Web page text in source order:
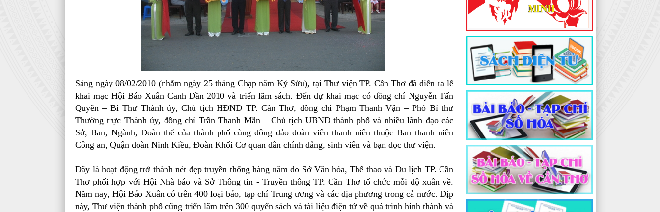
Sáng ngày 08/02/2010 (nhằm ngày 25 tháng Chạp năm Kỷ Sửu), tại Thư viện TP. Cần Thơ đã diễn ra lễ
khai mạc Hội Báo Xuân Canh Dần 2010 và triển lãm sách. Đến dự khai mạc có đồng chí Nguyễn Tấn
Quyên – Bí Thư Thành ủy, Chủ tịch HĐND TP. Cần Thơ, đồng chí Phạm Thanh Vận – Phó Bí thư
Thường trực Thành ủy, đồng chí Trần Thanh Mẫn – Chủ tịch UBND thành phố và nhiều lãnh đạo các
Sở, Ban, Ngành, Đoàn thể của thành phố cùng đông đảo đoàn viên thanh niên thuộc Ban thanh niên
Công an, Quận đoàn Ninh Kiều, Đoàn Khối Cơ quan dân chính đảng, sinh viên và bạn đọc thư viện.
Đây là hoạt động trở thành nét đẹp truyền thống hàng năm do Sở Văn hóa, Thể thao và Du lịch TP. Cần
Thơ phối hợp với Hội Nhà báo và Sở Thông tin - Truyền thông TP. Cần Thơ tổ chức mỗi độ xuân về.
Năm nay, Hội Báo Xuân có trên 400 loại báo, tạp chí Trung ương và các địa phương trong cả nước. Dịp
này, Thư viện thành phố cũng triển lãm trên 300 quyển sách và tài liệu điện tử về quá trình hình thành và